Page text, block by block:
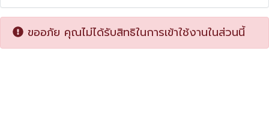
ขออภัย คุณไม่ได้รับสิทธิในการเข้าใช้งานในส่วนนี้